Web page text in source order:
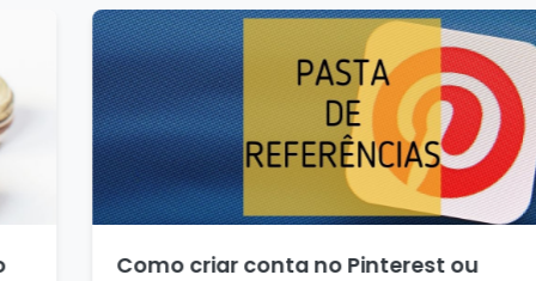
Como criar conta no Pinterest ou